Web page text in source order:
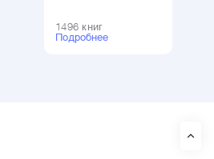
1496 книг
Подробнее